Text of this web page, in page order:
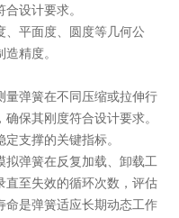
设计要求。
、平面度、圆度等几何公
精度。
量弹簧在不同压缩或拉伸行
保其刚度符合设计要求。
支撑的关键指标。
拟弹簧在反复加载、卸载工
直至失效的循环次数，评估
命是弹簧适应长期动态工作